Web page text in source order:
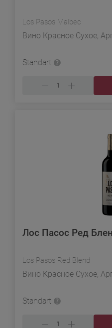
Los Pasos Malbec
Вино Красное Сухое,
Standart
Лос Пасос Ред
Los Pasos Red Blend
Вино Красное Сухое,
Standart